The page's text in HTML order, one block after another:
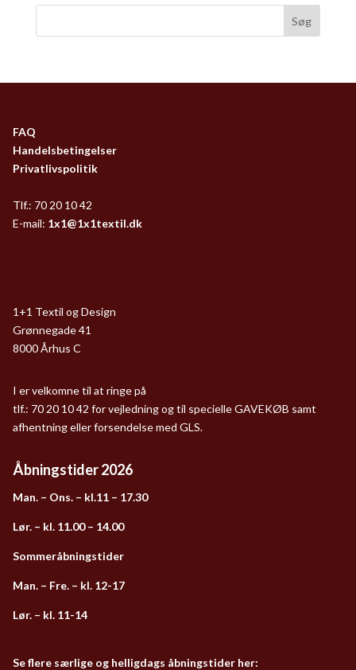
FAQ
Handelsbetingelser
Privatlivspolitik
Tlf.: 70 20 10 42
E-mail: 1x1@1x1textil.dk
1+1 Textil og Design
Grønnegade 41
8000 Århus C
I er velkomne til at ringe på
tlf.: 70 20 10 42 for vejledning og til specielle GAVEKØB samt
afhentning eller forsendelse med GLS.
Åbningstider 2026
Man. – Ons. – kl.11 – 17.30
Lør. – kl. 11.00 – 14.00
Sommeråbningstider
Man. – Fre. – kl. 12-17
Lør. – kl. 11-14
Se flere særlige og helligdags åbningstider her: